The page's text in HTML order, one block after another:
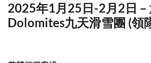
2025年1月25日-2月2日 –
Dolomites九天滑雪團 (領